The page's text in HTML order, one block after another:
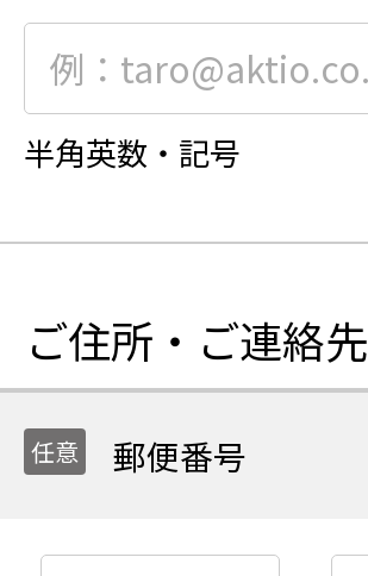
半角英数・記号
ご住所・ご連絡先
郵便番号